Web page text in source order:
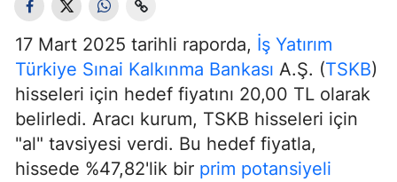
17 Mart 2025 tarihli raporda, İş Yatırım
Türkiye Sınai Kalkınma Bankası A.Ş. (TSKB)
hisseleri için hedef fiyatını 20,00 TL olarak
belirledi. Aracı kurum, TSKB hisseleri için
"al" tavsiyesi verdi. Bu hedef fiyatla,
hissede %47,82'lik bir prim potansiyeli